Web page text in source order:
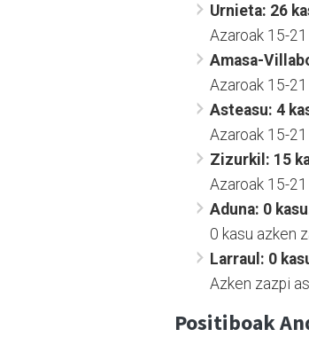
Urnieta: 26
Azaroak 15-
Amasa-
Azaroak 15-
Asteasu: 4
Azaroak 15-
Zizurkil: 15
Azaroak 15-
Aduna: 0
0 kasu azken
Larraul: 0
Azken zazpi
Positiboak